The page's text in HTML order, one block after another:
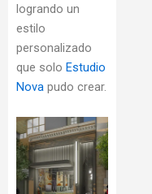
logrando un
estilo
personalizado
que solo Estudio
Nova pudo crear.